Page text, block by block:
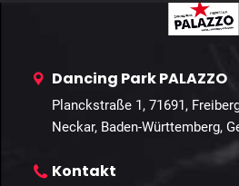
Home – U18
Dancing Park PALAZZO
Planckstraße 1, 71691,
Neckar, Baden-Württemberg,
Kontakt